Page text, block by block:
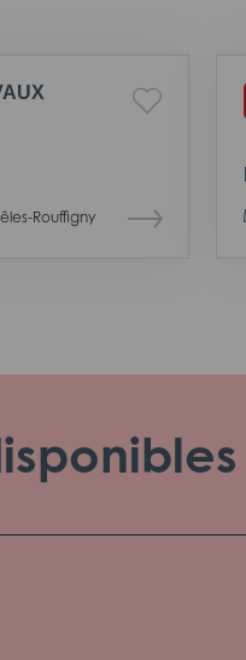
Rouffigny